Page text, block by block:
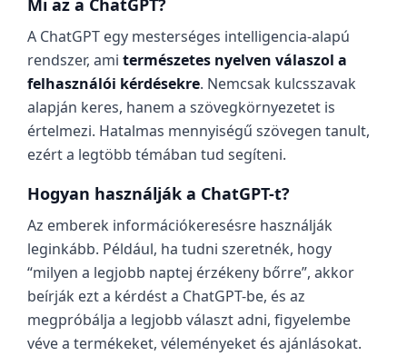
Mi az a ChatGPT?
A ChatGPT egy mesterséges intelligencia-alapú
rendszer, amitermészetes nyelven válaszol a
felhasználói kérdésekre. Nemcsak kulcsszavak
alapján keres, hanem a szövegkörnyezetet is
értelmezi. Hatalmas mennyiségű szövegen tanult,
ezért a legtöbb témában tud segíteni.
Hogyan használják a ChatGPT-t?
Az emberek információkeresésre használják
leginkább. Például, ha tudni szeretnék, hogy
“milyen a legjobb naptej érzékeny bőrre”, akkor
beírják ezt a kérdést a ChatGPT-be, és az
megpróbálja a legjobb választ adni, figyelembe
véve a termékeket, véleményeket és ajánlásokat.